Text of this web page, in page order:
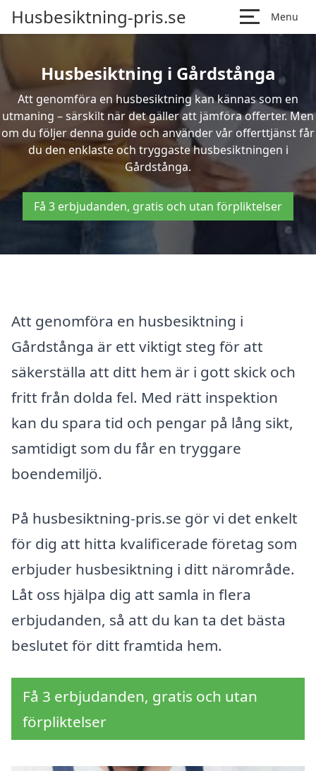
Husbesiktning-pris.se Menu
Husbesiktning i Gårdstånga
Att genomföra en husbesiktning kan kännas som en
utmaning – särskilt när det gäller att jämföra offerter. Men
om du följer denna guide och använder vår offerttjänst får
du den enklaste och tryggaste husbesiktningen i
Gårdstånga.
Få 3 erbjudanden, gratis och utan förpliktelser
Att genomföra en husbesiktning i
Gårdstånga är ett viktigt steg för att
säkerställa att ditt hem är i gott skick och
fritt från dolda fel. Med rätt inspektion
kan du spara tid och pengar på lång sikt,
samtidigt som du får en tryggare
boendemiljö.
På husbesiktning-pris.se gör vi det enkelt
för dig att hitta kvalificerade företag som
erbjuder husbesiktning i ditt närområde.
Låt oss hjälpa dig att samla in flera
erbjudanden, så att du kan ta det bästa
beslutet för ditt framtida hem.
Få 3 erbjudanden, gratis och utan
förpliktelser